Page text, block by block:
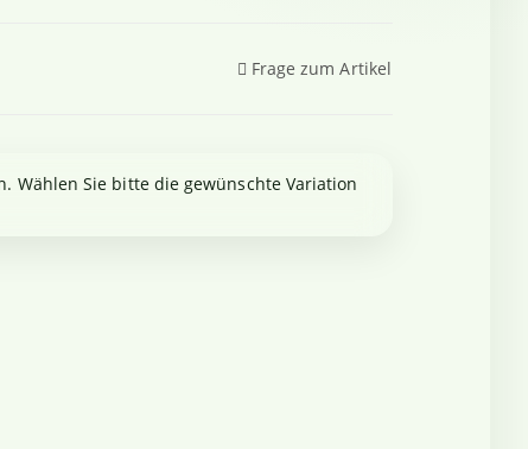
Frage zum Artikel
Wählen Sie bitte die gewünschte Variation